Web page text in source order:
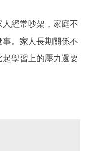
經常吵架，家庭不
。家人長期關係不
學習上的壓力還要